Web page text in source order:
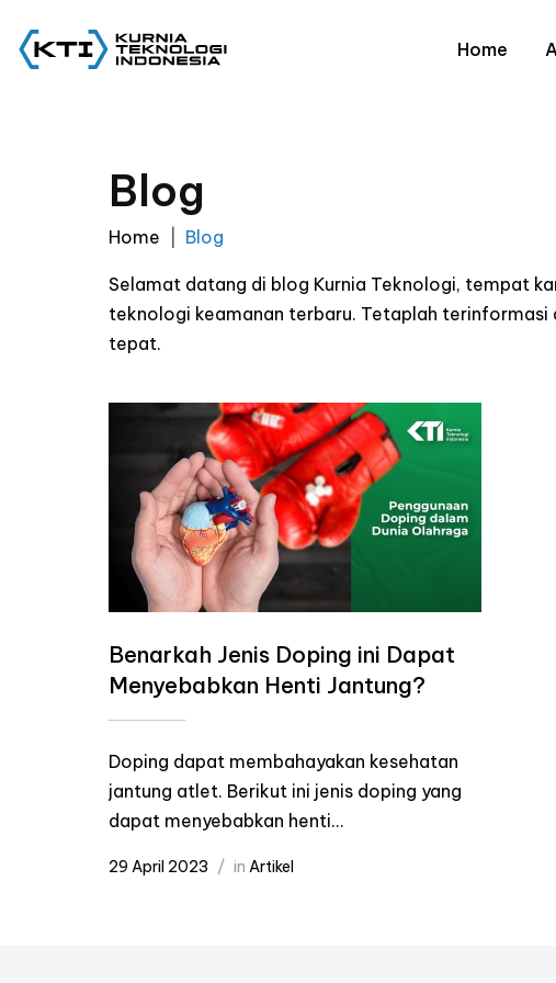
Home
Blog
Home Blog
Selamat datang di blog Kurnia Teknologi, tempat
teknologi keamanan terbaru. Tetaplah terinformasi
tepat.
Benarkah Jenis Doping ini Dapat
Menyebabkan Henti Jantung?
Doping dapat membahayakan kesehatan
jantung atlet. Berikut ini jenis doping yang
dapat menyebabkan henti...
29 April 2023 in Artikel